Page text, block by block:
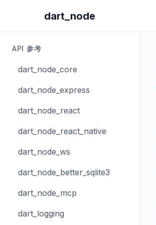
dart_node
API 参考
dart_node_core
dart_node_express
dart_node_react
dart_node_react_native
dart_node_ws
dart_node_better_sqlite3
dart_node_mcp
dart_logging